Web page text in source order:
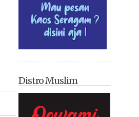
Distro Muslim